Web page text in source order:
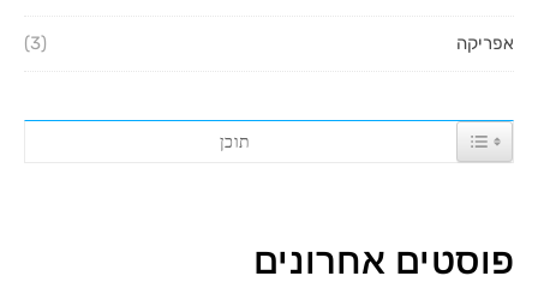
אפריקה (3)
תוכן
פוסטים אחרונים